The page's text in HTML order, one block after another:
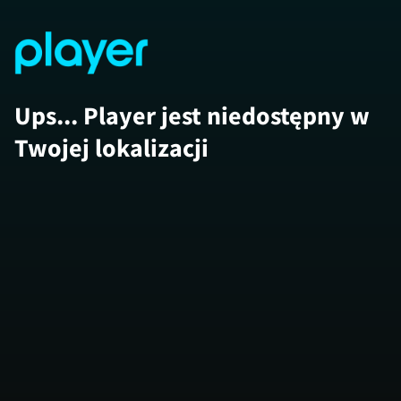
Ups... Player jest niedostępny w
Twojej lokalizacji